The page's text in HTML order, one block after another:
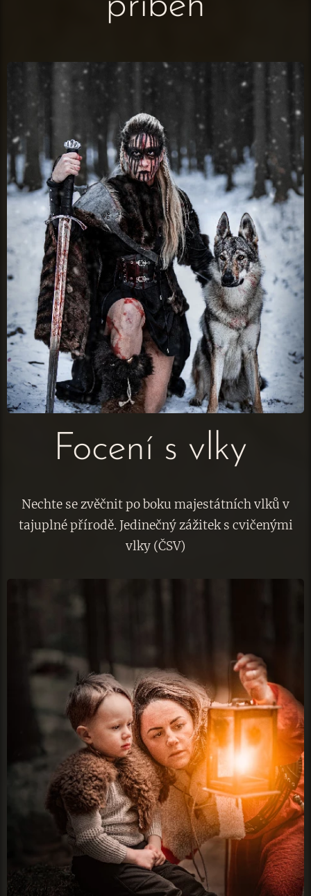
Focení s vlky
Nechte se zvěčnit po boku majestátních vlků v
tajuplné přírodě. Jedinečný zážitek s cvičenými
vlky (ČSV)